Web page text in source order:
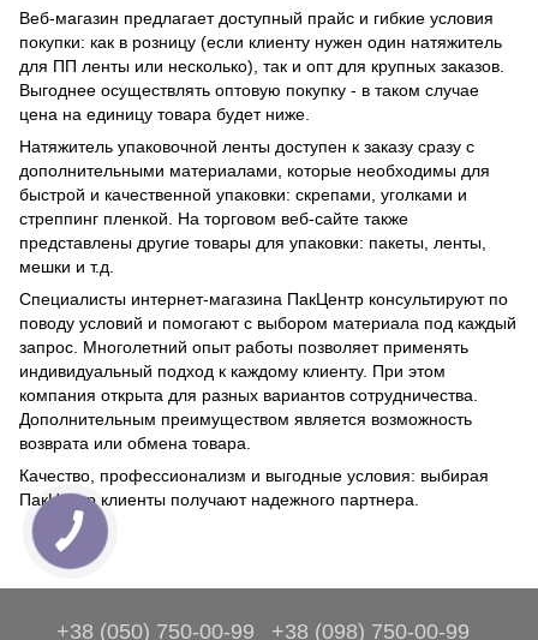
Веб-магазин предлагает доступный прайс и гибкие условия
покупки: как в розницу (если клиенту нужен один натяжитель
для ПП ленты или несколько), так и опт для крупных заказов.
Выгоднее осуществлять оптовую покупку - в таком случае
цена на единицу товара будет ниже.
Натяжитель упаковочной ленты доступен к заказу сразу с
дополнительными материалами, которые необходимы для
быстрой и качественной упаковки: скрепами, уголками и
стреппинг пленкой. На торговом веб-сайте также
представлены другие товары для упаковки: пакеты, ленты,
мешки и т.д.
Специалисты интернет-магазина ПакЦентр консультируют по
поводу условий и помогают с выбором материала под каждый
запрос. Многолетний опыт работы позволяет применять
индивидуальный подход к каждому клиенту. При этом
компания открыта для разных вариантов сотрудничества.
Дополнительным преимуществом является возможность
возврата или обмена товара.
Качество, профессионализм и выгодные условия: выбирая
ПакЦентр клиенты получают надежного партнера.
+38 (050) 750-00-99 +38 (098) 750-00-99